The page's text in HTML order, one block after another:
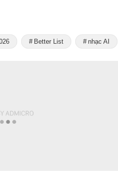
Better List nhạc AI